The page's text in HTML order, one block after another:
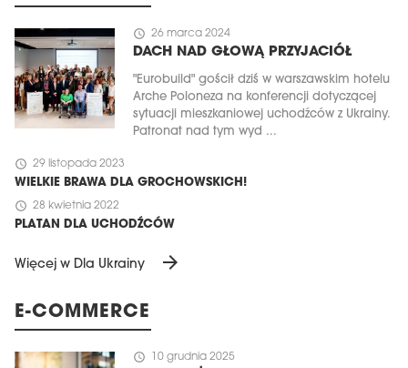
schedule 26 marca 2024
DACH NAD GŁOWĄ PRZYJACIÓŁ
"Eurobuild" gościł dziś w warszawskim hotelu
Arche Poloneza na konferencji dotyczącej
sytuacji mieszkaniowej uchodźców z Ukrainy.
Patronat nad tym wyd ...
schedule 29 listopada 2023
WIELKIE BRAWA DLA GROCHOWSKICH!
schedule 28 kwietnia 2022
PLATAN DLA UCHODŹCÓW
Więcej w Dla Ukrainy arrow_forward
E-COMMERCE
schedule 10 grudnia 2025